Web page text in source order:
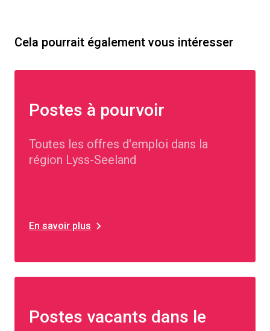
Cela pourrait également vous intéresser
Postes à pourvoir
Toutes les offres d'emploi dans la
région Lyss-Seeland
En savoir plus
Postes vacants dans le